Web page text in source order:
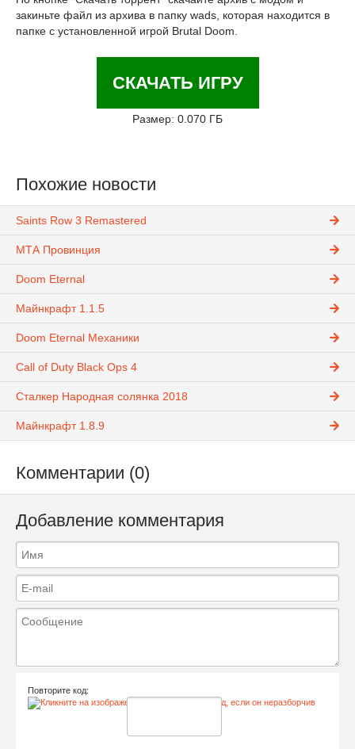
закиньте файл из архива в папку wads, которая находится в
папке с установленной игрой Brutal Doom.
СКАЧАТЬ ИГРУ
Размер: 0.070 ГБ
Похожие новости
Saints Row 3 Remastered
МТА Провинция
Doom Eternal
Майнкрафт 1.1.5
Doom Eternal Механики
Call of Duty Black Ops 4
Сталкер Народная солянка 2018
Майнкрафт 1.8.9
Комментарии (0)
Добавление комментария
Повторите код: